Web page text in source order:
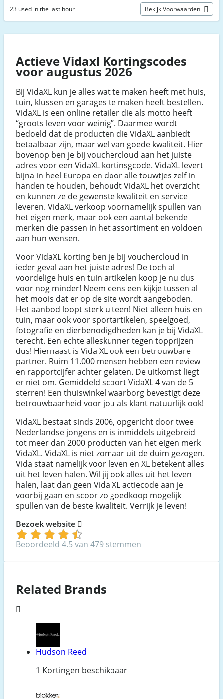
23 used in the last hour Bekijk Voorwaarden
Actieve Vidaxl Kortingscodes
voor augustus 2026
Bij VidaXL kun je alles wat te maken heeft met huis,
tuin, klussen en garages te maken heeft bestellen.
VidaXL is een online retailer die als motto heeft
“groots leven voor weinig”. Daarmee wordt
bedoeld dat de producten die VidaXL aanbiedt
betaalbaar zijn, maar wel van goede kwaliteit. Hier
bovenop ben je bij vouchercloud aan het juiste
adres voor een VidaXL kortinsgcode. VidaXL levert
bijna in heel Europa en door alle touwtjes zelf in
handen te houden, behoudt VidaXL het overzicht
en kunnen ze de gewenste kwaliteit en service
leveren. VidaXL verkoop voornamelijk spullen van
het eigen merk, maar ook een aantal bekende
merken die passen in het assortiment en voldoen
aan hun wensen.
Voor VidaXL korting ben je bij vouchercloud in
ieder geval aan het juiste adres! De toch al
voordelige huis en tuin artikelen koop je nu dus
voor nog minder! Neem eens een kijkje tussen al
het moois dat er op de site wordt aangeboden.
Het aanbod loopt sterk uiteen! Niet alleen huis en
tuin, maar ook voor sportartikelen, speelgoed,
fotografie en dierbenodigdheden kan je bij VidaXL
terecht. Een echte alleskunner tegen topprijzen
dus! Hiernaast is Vida XL ook een betrouwbare
partner. Ruim 11.000 mensen hebben een review
en rapportcijfer achter gelaten. De uitkomst liegt
er niet om. Gemiddeld scoort VidaXL 4 van de 5
sterren! Een thuiswinkel waarborg bevestigt deze
betrouwbaarheid voor jou als klant natuurlijk ook!
VidaXL bestaat sinds 2006, opgericht door twee
Nederlandse jongens en is inmiddels uitgebreid
tot meer dan 2000 producten van het eigen merk
VidaXL. VidaXL is niet zomaar uit de duim gezogen.
Vida staat namelijk voor leven en XL betekent alles
uit het leven halen. Wil jij ook alles uit het leven
halen, laat dan geen Vida XL actiecode aan je
voorbij gaan en scoor zo goedkoop mogelijk
spullen van de beste kwaliteit. Verrijk je leven!
Bezoek website
Beoordeeld 4.5 van 479 stemmen
Related Brands
Hudson Reed
1 Kortingen beschikbaar